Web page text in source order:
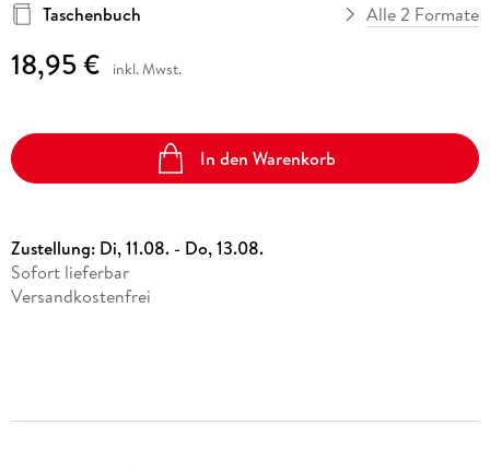
Taschenbuch
Alle 2 Formate
18,95 € inkl. Mwst.
In den Warenkorb
Zustellung: Di, 11.08. - Do, 13.08.
Sofort lieferbar
Versandkostenfrei